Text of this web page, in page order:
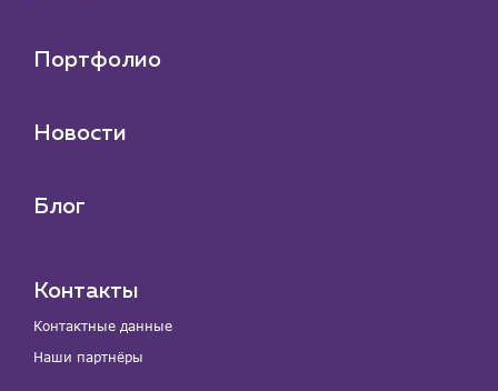
Портфолио
Новости
Блог
Контакты
Контактные данные
Наши партнёры